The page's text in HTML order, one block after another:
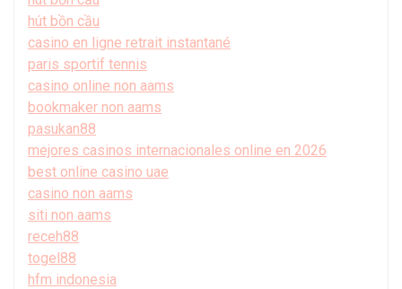
hút bồn cầu
casino en ligne retrait instantané
paris sportif tennis
casino online non aams
bookmaker non aams
pasukan88
mejores casinos internacionales online en 2026
best online casino uae
casino non aams
siti non aams
receh88
togel88
hfm indonesia